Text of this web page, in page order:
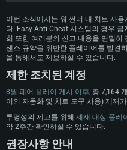
시스템
이번 소식에서는 워 썬더 내 치트 사
다. Easy Anti-Cheat 시스템의 경우
희 또한 여러분의 신고 내용을 면밀히
센스 규약을 위반한 플레이어를 발견
을 통해서도 제보하실 수 있습니다.
제한 조치된 계정
8월 페어 플레이 게시 이후, 총 7,164
이의 자동화 및 치트 도구 사용) 제재
투명성의 제고를 위해 제재 대상 플레
약 2주간 확인하실 수 있습니다.
권장사항 안내